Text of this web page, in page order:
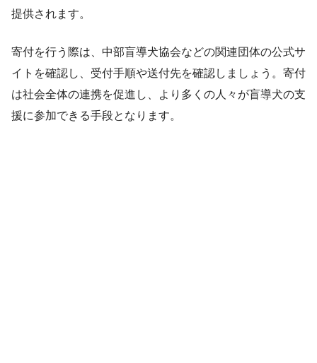
提供されます。
寄付を行う際は、中部盲導犬協会などの関連団体の公式サ
イトを確認し、受付手順や送付先を確認しましょう。寄付
は社会全体の連携を促進し、より多くの人々が盲導犬の支
援に参加できる手段となります。